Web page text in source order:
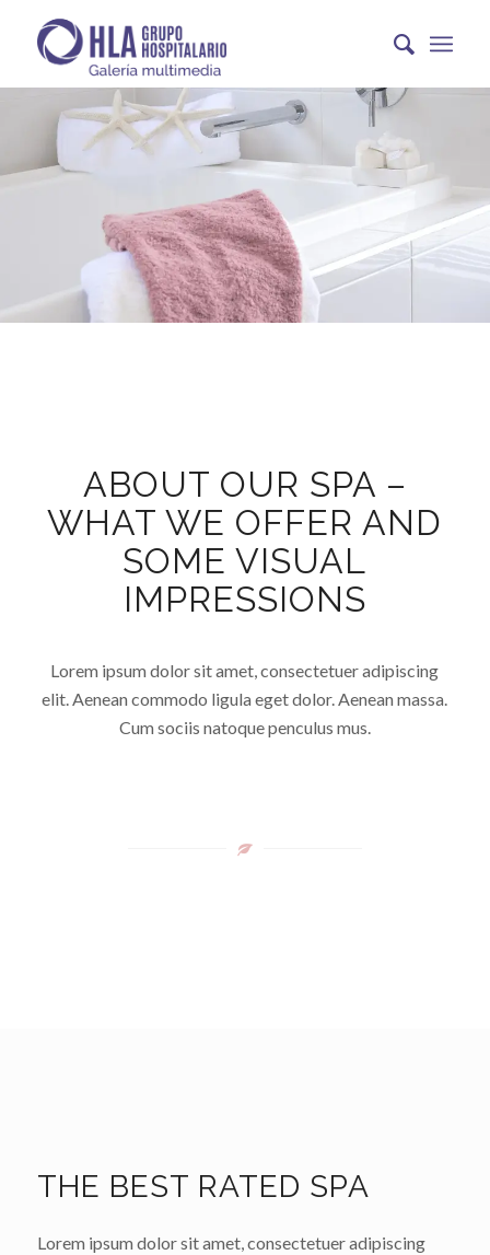
ABOUT OUR SPA –
WHAT WE OFFER AND
SOME VISUAL
IMPRESSIONS
Lorem ipsum dolor sit amet, consectetuer adipiscing
elit. Aenean commodo ligula eget dolor. Aenean massa.
Cum sociis natoque penculus mus.
THE BEST RATED SPA
Lorem ipsum dolor sit amet, consectetuer adipiscing